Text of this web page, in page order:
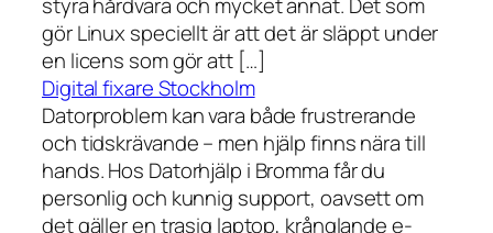
styra hårdvara och mycket annat. Det som
gör Linux speciellt är att det är släppt under
en licens som gör att […]
Digital fixare Stockholm
Datorproblem kan vara både frustrerande
och tidskrävande – men hjälp finns nära till
hands. Hos Datorhjälp i Bromma får du
personlig och kunnig support, oavsett om
det gäller en trasig laptop, krånglande e-